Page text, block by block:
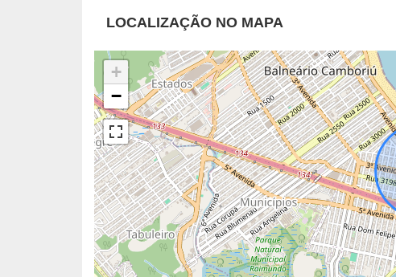
LOCALIZAÇÃO NO MAPA
+
−